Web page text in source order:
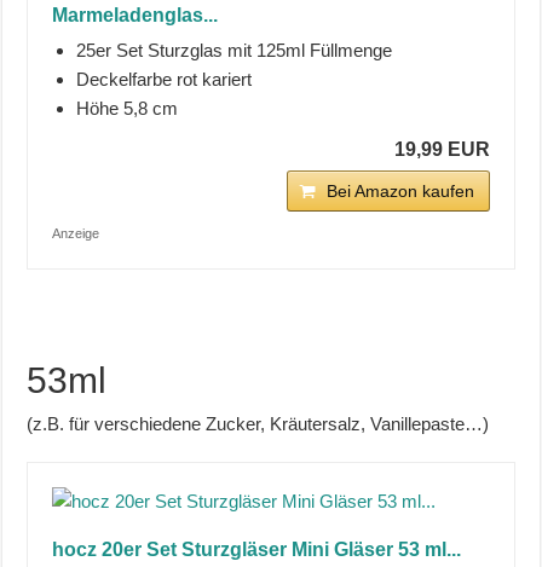
Marmeladenglas...
25er Set Sturzglas mit 125ml Füllmenge
Deckelfarbe rot kariert
Höhe 5,8 cm
19,99 EUR
Bei Amazon kaufen
Anzeige
53ml
(z.B. für verschiedene Zucker, Kräutersalz, Vanillepaste…)
hocz 20er Set Sturzgläser Mini Gläser 53 ml...